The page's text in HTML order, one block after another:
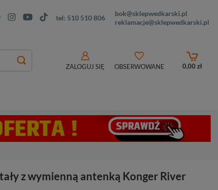
tel: 510 510 806
bok@sklepwedkarski.pl
reklamacje@sklepwedkarski.pl
ZALOGUJ SIĘ OBSERWOWANE 0,00 zł
z wymienną antenką Konger River